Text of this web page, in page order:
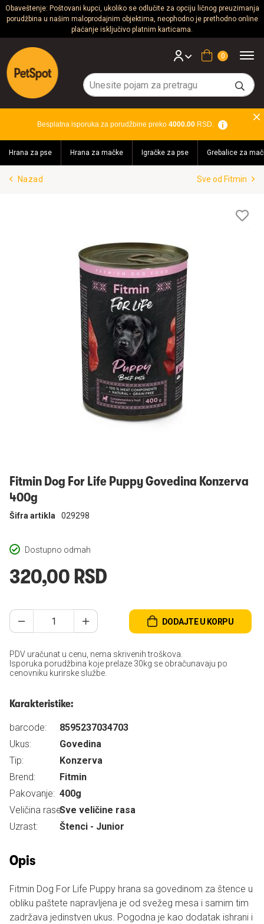
Obaveštenje: Poštovani kupci, ukoliko se odlučite za opciju ličnog preuzimanja
porudžbina u našim maloprodajnim objektima, neophodno je prethodno online
plaćanje isključivo platnim karticama.
Psi
Mačke
Glodari
Akvaristika
Teraristika
Brendovi
Korpa
Besplatna isporuka za porudžbine preko 4000.00RSD.
Hrana za pse Hrana za mačke Igračke za pse Grebalice za
Nazad Sve od Fitmin
Fitmin Dog For Life Puppy Govedina Konzerva
400g
Dostupno odmah
Šifra artikla 029298
320,00 RSD
DODAJTE U KORPU
PDV uračunat u cenu, nema skrivenih troškova.
Isporuka porudžbina koje prelaze 30kg se obračunavaju po
cenovniku kurirske službe.
Karakteristike:
barcode:
8595237034703
Ukus:
Govedina
Tip:
Konzerva
Brend:
Fitmin
Pakovanje: 400g
Veličina rase:Sve veličine rasa
Uzrast:
Štenci - Junior
Opis
Fitmin Dog For Life Puppy hrana sa govedinom za štence u
obliku paštete napravljena je od svežeg mesa i samim tim
zadržava jedinstven ukus. Pogodna je kao dodatak ishrani i